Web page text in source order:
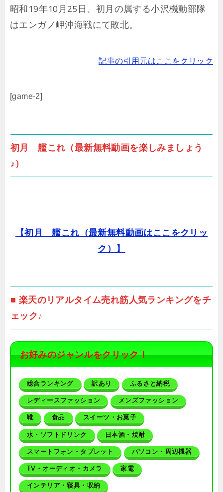
昭和19年10月25日、初月の属する小沢機動部隊
はエンガノ岬沖海戦にて敗北。
記事の引用元はここをクリック
[game-2]
初月 艦これ（最新無料動画を楽しみましょう
♪）
【初月 艦これ（最新無料動画はここをクリッ
ク）】
■ 楽天のリアルタイム売れ筋人気ランキングをチ
ェック♪
お好みのジャンルをクリック！
総合ランキング 訳あり ふるさと納税
レディースファッション メンズファッション
靴 食品 スイーツ・お菓子
水・ソフトドリンク 日本酒・焼酎
スマートフォン・タブレット パソコン・周辺機器
TV・オーディオ・カメラ 家電
インテリア・寝具・収納